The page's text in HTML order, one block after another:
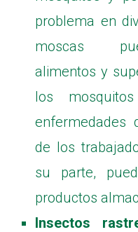
problema en
moscas
alimentos y
los
enfermedades
de los
su parte,
productos
Insectos